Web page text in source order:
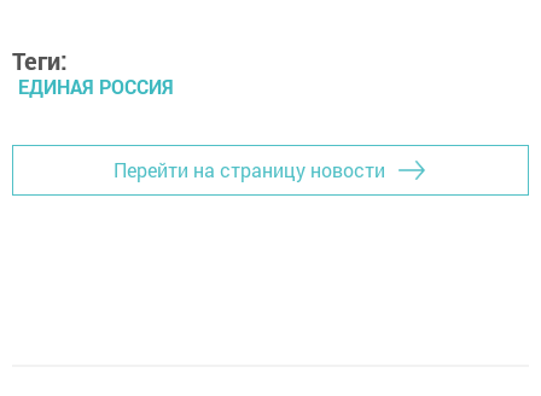
Теги:
ЕДИНАЯ РОССИЯ
Перейти на страницу новости